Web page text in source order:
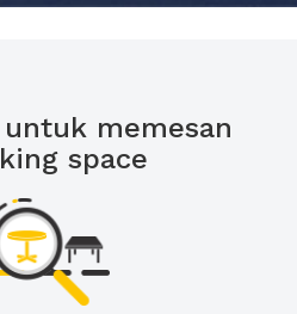
memesan
space